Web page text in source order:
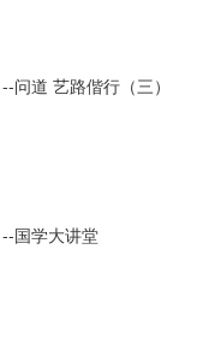
问道 艺路偕行（三）
--国学大讲堂